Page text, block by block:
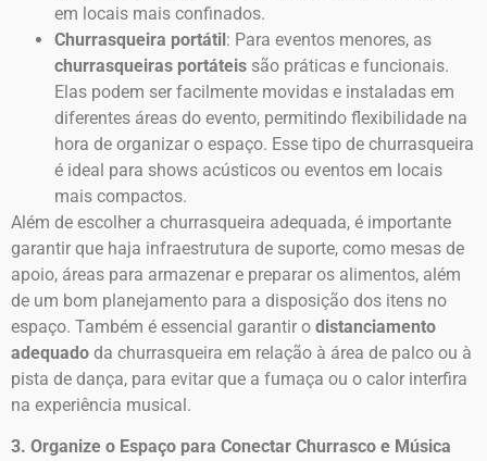
em locais mais confinados.
Churrasqueira portátil: Para eventos menores, as
churrasqueiras portáteis são práticas e funcionais.
Elas podem ser facilmente movidas e instaladas em
diferentes áreas do evento, permitindo flexibilidade na
hora de organizar o espaço. Esse tipo de churrasqueira
é ideal para shows acústicos ou eventos em locais
mais compactos.
Além de escolher a churrasqueira adequada, é importante
garantir que haja infraestrutura de suporte, como mesas de
apoio, áreas para armazenar e preparar os alimentos, além
de um bom planejamento para a disposição dos itens no
espaço. Também é essencial garantir o distanciamento
adequado da churrasqueira em relação à área de palco ou à
pista de dança, para evitar que a fumaça ou o calor interfira
na experiência musical.
3. Organize o Espaço para Conectar Churrasco e Música